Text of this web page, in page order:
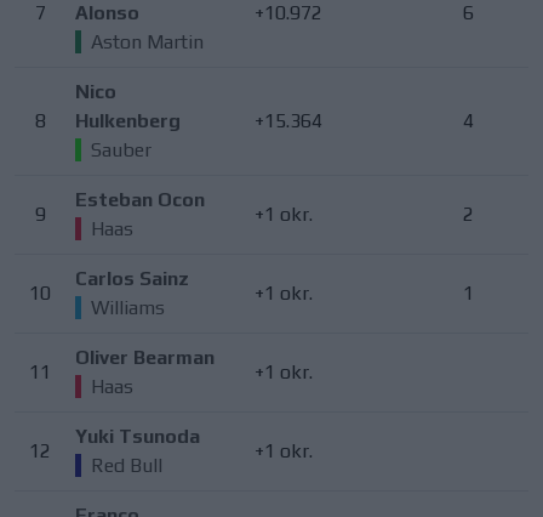
7
Alonso
Aston Martin
+10.972 6
8
Nico
Hulkenberg
Sauber
+15.364 4
9
Esteban Ocon
Haas
+1 okr. 2
10
Carlos Sainz
Williams
+1 okr. 1
11
Oliver Bearman
Haas
+1 okr.
12
Yuki Tsunoda
Red Bull
+1 okr.